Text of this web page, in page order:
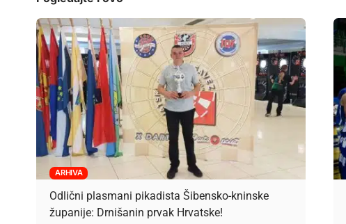
ARHIVA
Odlični plasmani pikadista Šibensko-kninske
županije: Drnišanin prvak Hrvatske!